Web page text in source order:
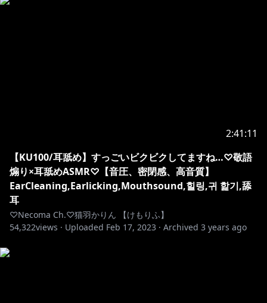
2:41:11
【KU100/耳舐め】すっごいビクビクしてますね…♡敬語
煽り×耳舐めASMR♡【音圧、密閉感、高音質】
EarCleaning,Earlicking,Mouthsound,힐링,귀 핥기,舔
耳
♡Necoma Ch.♡猫羽かりん 【けもりふ】
54,322views · Uploaded Feb 17, 2023 · Archived 3 years ago